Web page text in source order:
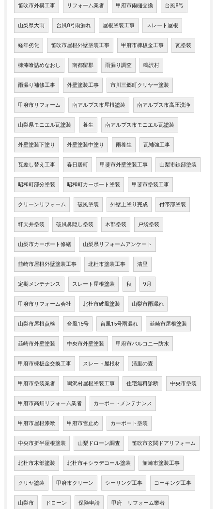
笛吹市外構工事 リフォーム業者 甲府市雨樋交換 台風8号
山梨県大雨 台風8号雨漏れ 屋根塗装工事 スレート屋根
経年劣化 笛吹市屋根外壁塗装工事 甲府市棟板金工事 瓦塗装
棟漆喰詰めなおし 南都留郡 雨漏り調査 鳴沢村
雨漏り補修工事 外壁塗装工事 市川三郷町クリヤー塗装
甲府市リフォーム 南アルプス市屋根塗装 南アルプス市高圧洗浄
山梨県モニエル瓦塗装 養生 南アルプス市モニエル瓦塗装
外壁塗装下塗り 外壁塗装中塗り 雨養生 瓦補強工事
瓦差し替え工事 春日居町 甲斐市外壁塗装工事 山梨市鉄部塗装
昭和町部分塗装 昭和町カーポート塗装 甲斐市塗装工事
クリーンリフォーム 破風塗装 外壁上塗り完成 付帯部塗装
軒天井塗装 破風鼻隠し塗装 木部塗装 戸袋塗装
山梨市カーポート修繕 山梨県リフォームアンケート
韮崎市屋根外壁塗装工事 北杜市塗装工事 清里
定期メンテナンス スレート屋根塗装 秋 9月
甲府市リフォーム会社 北杜市破風塗装 山梨市雨漏れ
山梨市屋根点検 台風15号 台風15号雨漏れ 韮崎市屋根塗装
韮崎市外壁塗装 中央市外壁塗装 甲府市バルコニー防水
甲府市棟板金交換工事 スレート屋根材 清里の森
甲府市塗装業者 鳴沢村屋根塗装工事 住宅無料診断 中央市塗装
甲府市高畑リフォーム業者 カーポートメンテナンス
甲府市屋根漆喰 甲府市雪止め カーポート塗装
中央市折半屋根塗装 山梨ドローン調査 笛吹市玄関ドアリフォーム
北杜市木部塗装 北杜市キシラデコール塗装 韮崎市塗装工事
クリヤ塗装 甲府市クリーン シーリング工事 コーキング工事
山梨市 ドローン 保険申請 甲府 リフォーム業者